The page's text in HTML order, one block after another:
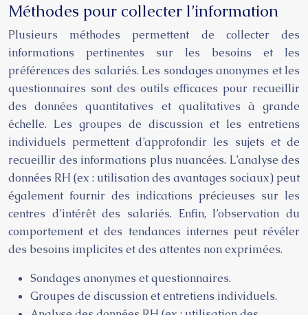
Méthodes pour collecter l’information
Plusieurs méthodes permettent de collecter des
informations pertinentes sur les besoins et les
préférences des salariés. Les sondages anonymes et les
questionnaires sont des outils efficaces pour recueillir
des données quantitatives et qualitatives à grande
échelle. Les groupes de discussion et les entretiens
individuels permettent d’approfondir les sujets et de
recueillir des informations plus nuancées. L’analyse des
données RH (ex : utilisation des avantages sociaux) peut
également fournir des indications précieuses sur les
centres d’intérêt des salariés. Enfin, l’observation du
comportement et des tendances internes peut révéler
des besoins implicites et des attentes non exprimées.
Sondages anonymes et questionnaires.
Groupes de discussion et entretiens individuels.